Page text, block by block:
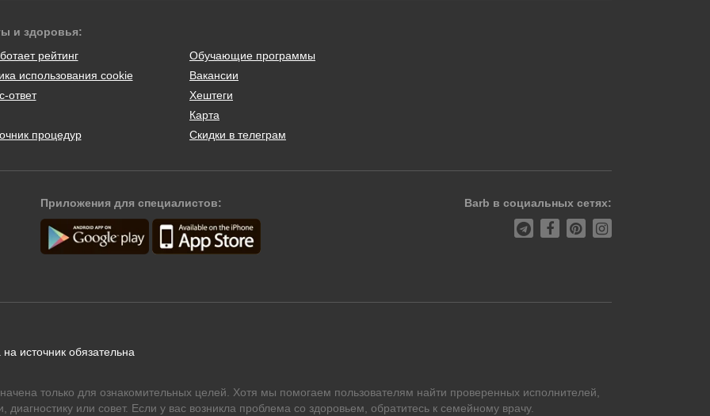
и здоровья:
рейтинг
использования cookie
ответ
процедур
Обучающие программы
Вакансии
Хештеги
Карта
Скидки в телеграм
Приложения для специалистов: Barb в социальных сетях:
источник обязательна
только для ознакомительных целей. Хотя мы помогаем пользователям найти проверенных исполнителей,
или совет. Если у вас возникла проблема со здоровьем, обратитесь к семейному врачу.